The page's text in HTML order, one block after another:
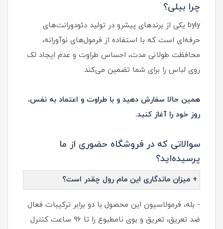
چرا بیلی؟
byly یکی از برندهای پیشرو در تولید دئودورانت‌های
حرفه‌ای است که با استفاده از فرمول‌های نوآورانه،
محافظت طولانی مدت، احساس طراوت و عدم ایجاد لک
روی لباس را برای شما تضمین می‌کند.
همین حالا سفارش دهید و با طراوت و اعتماد به نفس،
روز خود را آغاز کنید.
سوالاتی که در فروشگاه حضوری از ما
پرسیده‌اید؟
+ میزان ماندگاری این مام رول چقدر است؟
- بله، فرمولاسیون این محصول با دو برابر ترکیبات فعال
ضد تعریق، تعریق و بوی نامطبوع را تا 96 ساعت کنترل